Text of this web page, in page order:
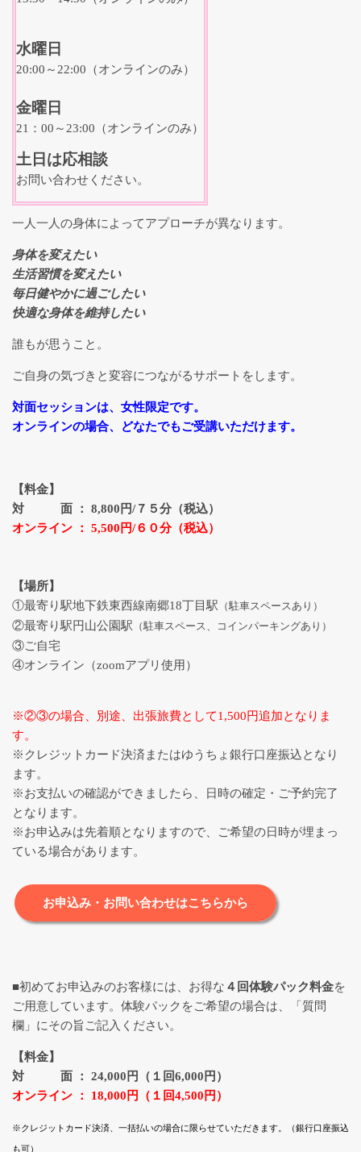
水曜日
20:00～22:00（オンラインのみ）
金曜日
21：00～23:00（オンラインのみ）
土日は応相談
お問い合わせください。
一人一人の身体によってアプローチが異なります。
身体を変えたい
生活習慣を変えたい
毎日健やかに過ごしたい
快適な身体を維持したい
誰もが思うこと。
ご自身の気づきと変容につながるサポートをします。
対面セッションは、女性限定です。
オンラインの場合、どなたでもご受講いただけます。
【料金】
対 面 ： 8,800円/７５分（税込）
オンライン ： 5,500円/６０分（税込）
【場所】
①最寄り駅地下鉄東西線南郷18丁目駅 （駐車スペースあり）
②最寄り駅円山公園駅 （駐車スペース、コインパーキングあり）
③ご自宅
④オンライン（zoomアプリ使用）
※②③の場合、別途、出張旅費として1,500円追加となりま
す。
※クレジットカード決済またはゆうちょ銀行口座振込となり
ます。
※お支払いの確認ができましたら、日時の確定・ご予約完了
となります。
※お申込みは先着順となりますので、ご希望の日時が埋まっ
ている場合があります。
お申込み・お問い合わせはこちらから
■初めてお申込みのお客様には、お得な ４回体験パック料金を
ご用意しています。体験パックをご希望の場合は、「質問
欄」にその旨ご記入ください。
【料金】
対 面 ： 24,000円（１回6,000円）
オンライン ： 18,000円（１回4,500円）
※クレジットカード決済、一括払いの場合に限らせていただきます。（銀行口座振込
も可）